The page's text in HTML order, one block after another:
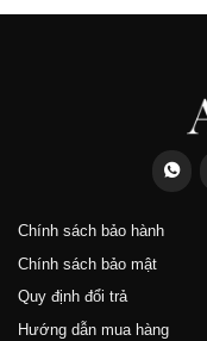
Chính sách bảo hành
Chính sách bảo mật
Quy định đổi trả
Hướng dẫn mua hàng